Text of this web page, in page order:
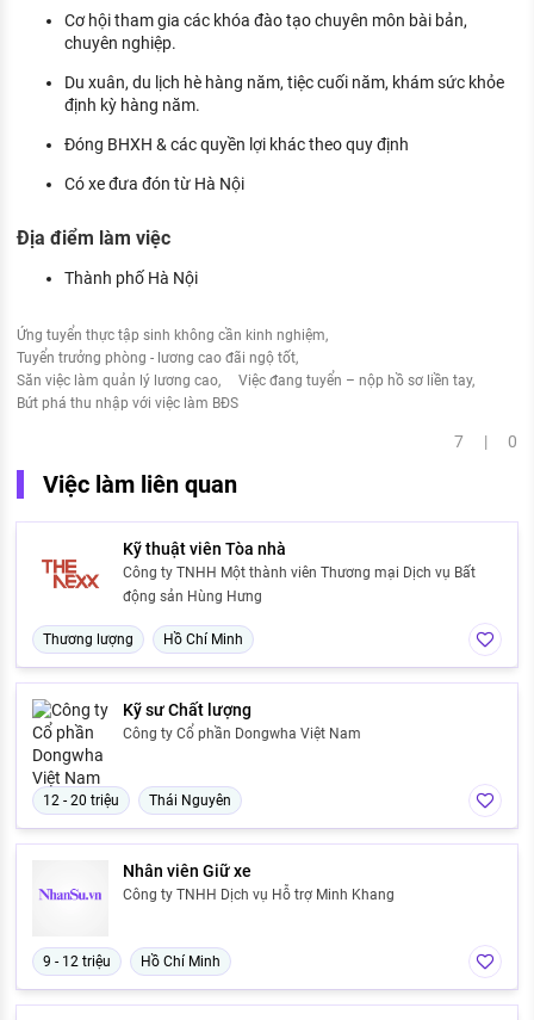
Cơ hội tham gia các khóa đào tạo chuyên môn bài bản,
chuyên nghiệp.
Du xuân, du lịch hè hàng năm, tiệc cuối năm, khám sức khỏe
định kỳ hàng năm.
Đóng BHXH & các quyền lợi khác theo quy định
Có xe đưa đón từ Hà Nội
Địa điểm làm việc
Thành phố Hà Nội
Ứng tuyển thực tập sinh không cần kinh nghiệm
Tuyển trưởng phòng - lương cao đãi ngộ tốt
Săn việc làm quản lý lương cao
Việc đang tuyển – nộp hồ sơ liền tay
Bứt phá thu nhập với việc làm BĐS
7 | 0
Việc làm liên quan
Kỹ thuật viên Tòa nhà
Công ty TNHH Một thành viên Thương mại Dịch vụ Bất
động sản Hùng Hưng
Thương lượng Hồ Chí Minh
Kỹ sư Chất lượng
Công ty Cổ phần Dongwha Việt Nam
12 - 20 triệu Thái Nguyên
Nhân viên Giữ xe
Công ty TNHH Dịch vụ Hỗ trợ Minh Khang
9 - 12 triệu Hồ Chí Minh